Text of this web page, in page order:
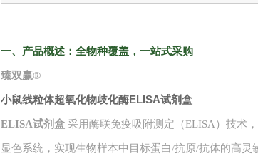
一、产品概述：全物种覆盖，一站式采购
臻双赢®
小鼠线粒体超氧化物歧化酶ELISA试剂盒
ELISA试剂盒 采用酶联免疫吸附测定（ELISA）技术
显色系统，实现生物样本中目标蛋白/抗原/抗体的高灵